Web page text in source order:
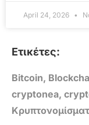
April 24, 2026
Ετικέτες:
Bitcoin,
cryptonea,